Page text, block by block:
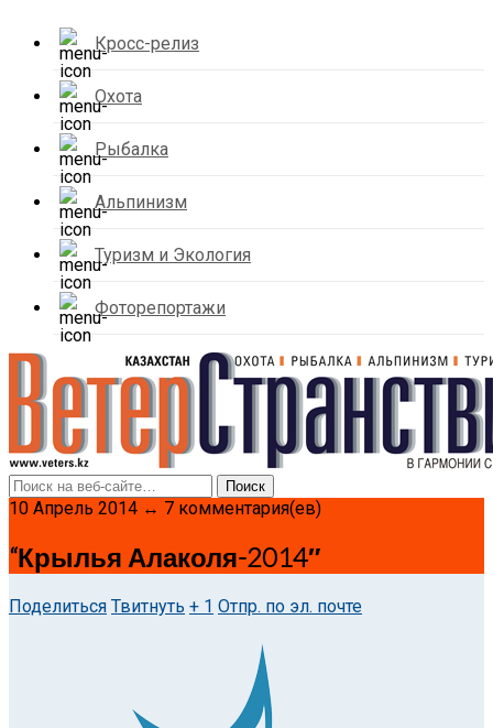
Кросс-релиз
Охота
Рыбалка
Альпинизм
Туризм и Экология
Фоторепортажи
10 Апрель 2014 ↔ 7 комментария(ев)
“Крылья Алаколя-2014″
Поделиться Твитнуть + 1 Отпр. по эл. почте